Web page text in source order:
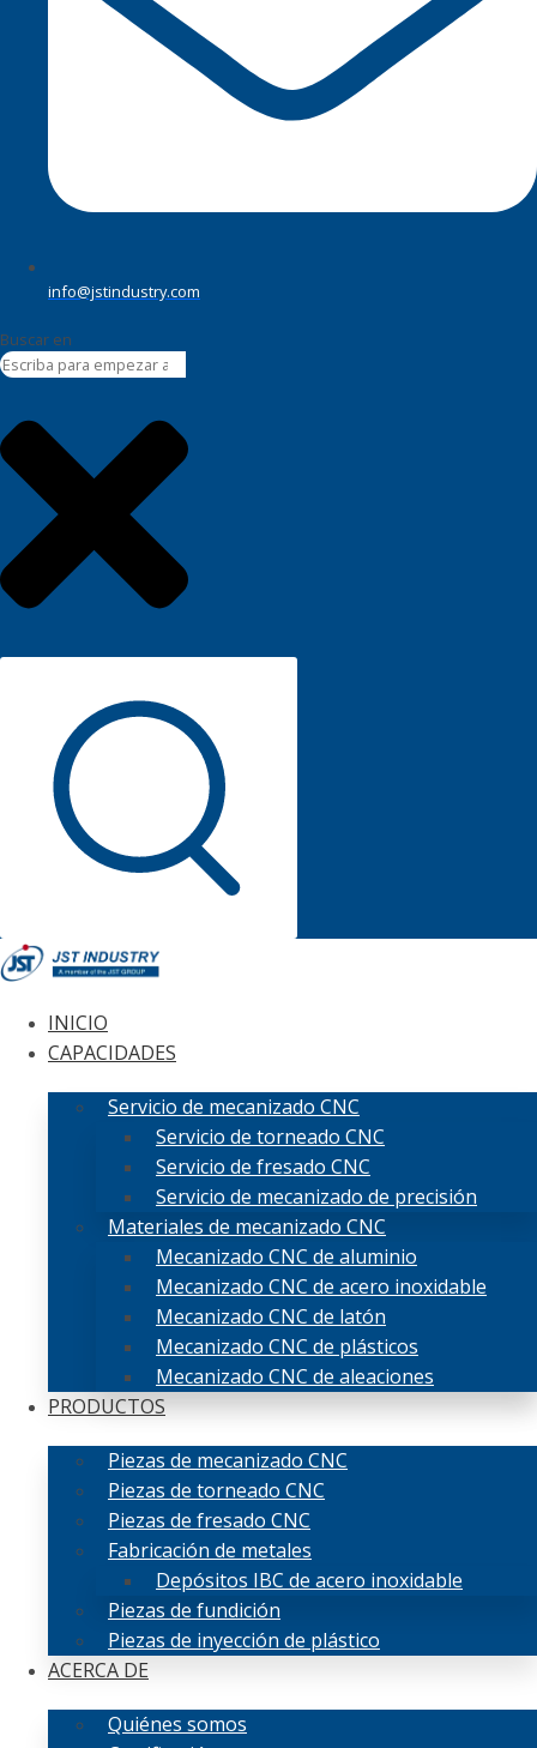
info@jstindustry.com
Buscar en
INICIO
CAPACIDADES
Servicio de mecanizado CNC
Servicio de torneado CNC
Servicio de fresado CNC
Servicio de mecanizado de precisión
Materiales de mecanizado CNC
Mecanizado CNC de aluminio
Mecanizado CNC de acero inoxidable
Mecanizado CNC de latón
Mecanizado CNC de plásticos
Mecanizado CNC de aleaciones
PRODUCTOS
Piezas de mecanizado CNC
Piezas de torneado CNC
Piezas de fresado CNC
Fabricación de metales
Depósitos IBC de acero inoxidable
Piezas de fundición
Piezas de inyección de plástico
ACERCA DE
Quiénes somos